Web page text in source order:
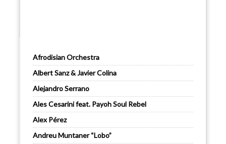
Afrodisian Orchestra
Albert Sanz & Javier Colina
Alejandro Serrano
Ales Cesarini feat. Payoh Soul Rebel
Alex Pérez
Andreu Muntaner “Lobo”